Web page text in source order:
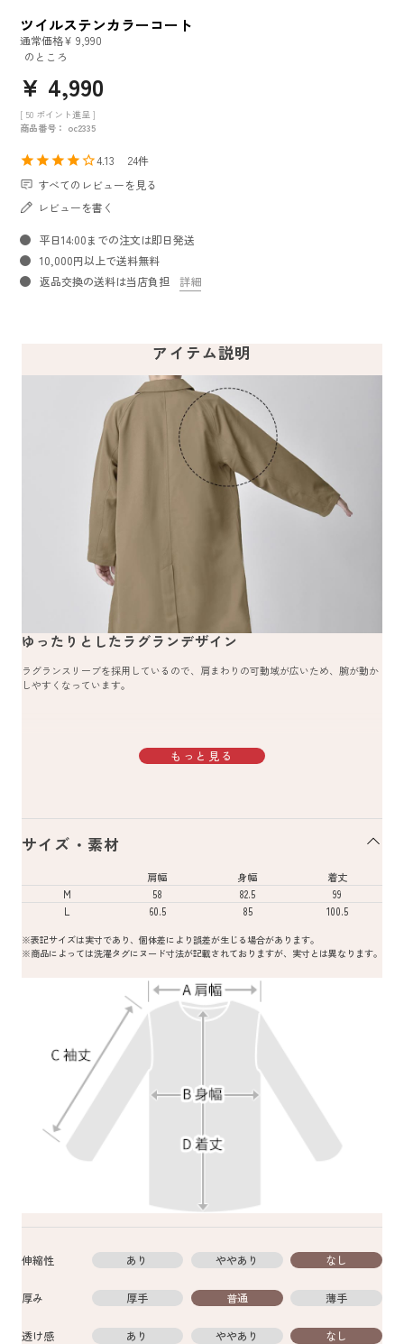
ツイルステンカラーコート
通常価格¥ 9,990
のところ
¥ 4,990
[ 50 ポイント進呈 ]
商品番号
oc2335
4.13
24
すべてのレビューを見る
レビューを書く
平日14:00までの注文は即日発送
10,000円以上で送料無料
返品交換の送料は当店負担
詳細
アイテム説明
ゆったりとしたラグランデザイン
ラグランスリーブを採用しているので、肩まわりの可動域が広いため、腕が動か
しやすくなっています。
もっと見る
サイズ・素材
肩幅 身幅
着丈
M
58 82.5
99
L
60.5 85 100.5
※表記サイズは実寸であり、個体差により誤差が生じる場合があります。
※商品によっては洗濯タグにヌード寸法が記載されておりますが、実寸とは異なります。
伸縮性 あり ややあり なし
厚み 厚手 普通 薄手
透け感 あり ややあり なし